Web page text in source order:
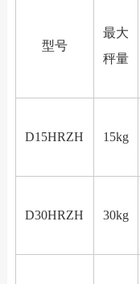
型号
最大
秤量
D15HRZH 15kg
D30HRZH 30kg